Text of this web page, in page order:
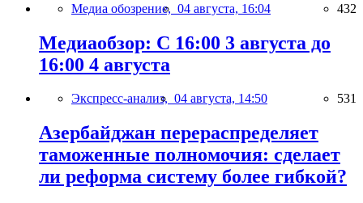
Медиа обозрение, 04 августа, 16:04 432
Медиаобзор: С 16:00 3 августа до
16:00 4 августа
Экспресс-анализ, 04 августа, 14:50 531
Азербайджан перераспределяет
таможенные полномочия: сделает
ли реформа систему более гибкой?